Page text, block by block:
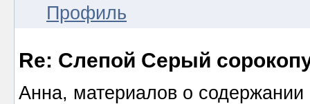
Профиль
Re: Слепой Серый
Анна, материалов о